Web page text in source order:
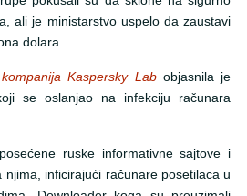
ali je ministarstvo uspelo da zaustavi
dolara.
Kaspersky Labobjasnila je
se oslanjao na infekciju računara
ruske informativne sajtove i
njima, inficirajući računare posetilaca u